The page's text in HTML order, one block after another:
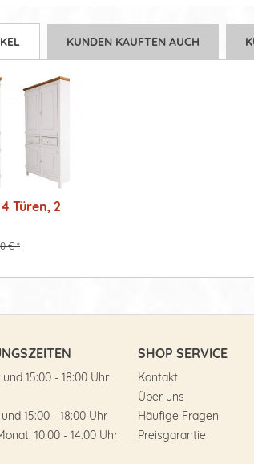
KUNDEN KAUFTEN AUCH
Türen, 2
€ *
15:00 - 18:00 Uhr
15:00 - 18:00 Uhr
10:00 - 14:00 Uhr
SHOP SERVICE
Kontakt
Über uns
Häufige Fragen
Preisgarantie